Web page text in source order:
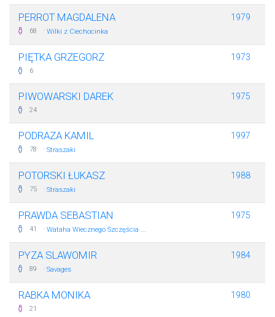
PERROT MAGDALENA
68 · Wilki z Ciechocinka
1979
PIĘTKA GRZEGORZ
6
1973
PIWOWARSKI DAREK
24
1975
PODRAZA KAMIL
78 · Straszaki
1997
POTORSKI ŁUKASZ
75 · Straszaki
1988
PRAWDA SEBASTIAN
41 · Wataha Wiecznego Szczęścia ...
1975
PYZA SLAWOMIR
89 · Savages
1984
RABKA MONIKA
21
1980